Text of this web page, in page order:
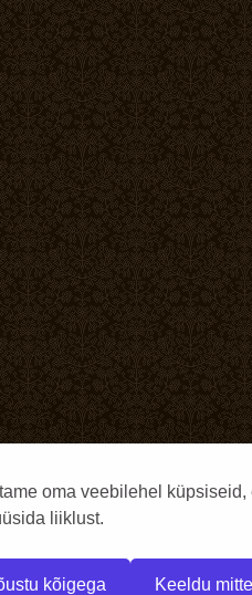
oma veebilehel
liiklust.
kõigega Keeldu